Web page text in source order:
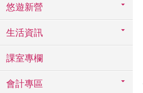
悠遊新營
生活資訊
課室專欄
會計專區